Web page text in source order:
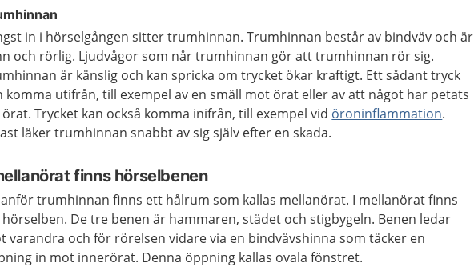
in i hörselgången sitter trumhinnan. Trumhinnan består av bindväv och är
och rörlig. Ljudvågor som når trumhinnan gör att trumhinnan rör sig.
är känslig och kan spricka om trycket ökar kraftigt. Ett sådant tryck
komma utifrån, till exempel av en smäll mot örat eller av att något har petats
örat. Trycket kan också komma inifrån, till exempel vid öroninflammation.
läker trumhinnan snabbt av sig själv efter en skada.
finns hörselbenen
trumhinnan finns ett hålrum som kallas mellanörat. I mellanörat finns
De tre benen är hammaren, städet och stigbygeln. Benen ledar
varandra och för rörelsen vidare via en bindvävshinna som täcker en
in mot innerörat. Denna öppning kallas ovala fönstret.